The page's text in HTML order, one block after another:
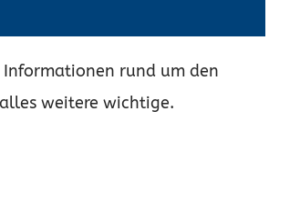
rund um den
weitere wichtige.